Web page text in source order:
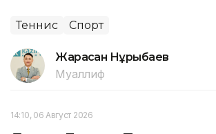
Теннис Спорт
Жарасқан Нұрыбаев
Муаллиф
14:10, 06 Август 2026